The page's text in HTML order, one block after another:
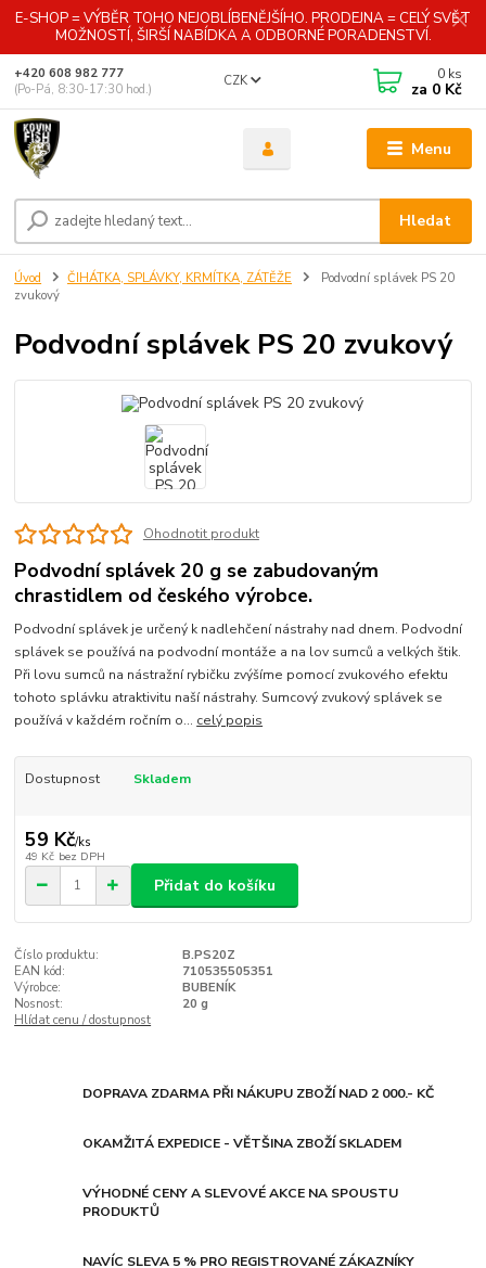
E-SHOP = VÝBĚR TOHO NEJOBLÍBENĚJŠÍHO. PRODEJNA = CELÝ SVĚT
MOŽNOSTÍ, ŠIRŠÍ NABÍDKA A ODBORNÉ PORADENSTVÍ.
Menu
CZK
Hledat
+420 608 982 777
(Po-Pá, 8:30-17:30 hod.)
0 ks
za 0 Kč
Úvod ČIHÁTKA, SPLÁVKY, KRMÍTKA, ZÁTĚŽE
Podvodní splávek PS 20
zvukový
Podvodní splávek PS 20 zvukový
Ohodnotit produkt
Podvodní splávek 20 g se zabudovaným
chrastidlem od českého výrobce.
Podvodní splávek je určený k nadlehčení nástrahy nad dnem. Podvodní
splávek se používá na podvodní montáže a na lov sumců a velkých štik.
Při lovu sumců na nástražní rybičku zvýšíme pomocí zvukového efektu
tohoto splávku atraktivitu naší nástrahy. Sumcový zvukový splávek se
používá v každém ročním o... celý popis
Dostupnost Skladem
59 Kč/ks
49 Kč bez DPH
Přidat do košíku
Číslo produktu:
B.PS20Z
EAN kód:
710535505351
Výrobce:
BUBENÍK
Nosnost:
20 g
Hlídat cenu / dostupnost
DOPRAVA ZDARMA PŘI NÁKUPU ZBOŽÍ NAD 2 000.- KČ
OKAMŽITÁ EXPEDICE - VĚTŠINA ZBOŽÍ SKLADEM
VÝHODNÉ CENY A SLEVOVÉ AKCE NA SPOUSTU
PRODUKTŮ
NAVÍC SLEVA 5 % PRO REGISTROVANÉ ZÁKAZNÍKY